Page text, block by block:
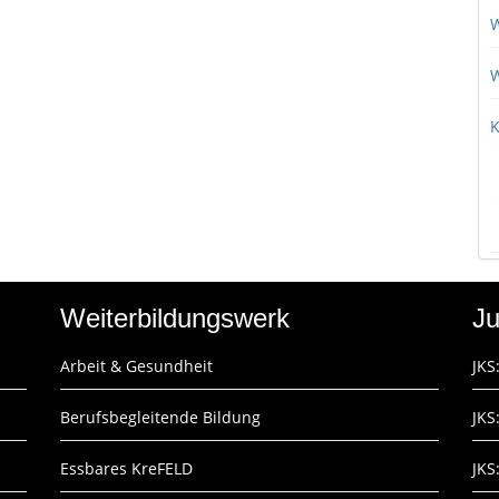
Weiterbildungswerk
Arbeit & Gesundheit
Berufsbegleitende Bildung
Essbares KreFELD